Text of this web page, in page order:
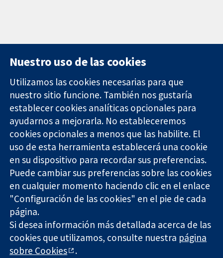
Evidencia fiable.
Decisiones
informadas.
Mejor salud.
11-13 Cavendish
Square
Londres
W1G 0AN
Reino Unido
Contacto
Noticias
Prensa
Sobre
nosotros
Empleo
Cochrane
Library
The Cochrane Collaboration is a charity (no. 1045921) and a
company limited by guarantee (no. 03044323) registered in
England & Wales. VAT registration number GB 718 2127 49.
Nuestro uso de las cookies
Utilizamos las cookies necesarias para que
nuestro sitio funcione. También nos gustaría
establecer cookies analíticas opcionales para
ayudarnos a mejorarla. No estableceremos
cookies opcionales a menos que las habilite. El
uso de esta herramienta establecerá una cookie
en su dispositivo para recordar sus preferencias.
Puede cambiar sus preferencias sobre las cookies
en cualquier momento haciendo clic en el enlace
"Configuración de las cookies" en el pie de cada
página.
Si desea información más detallada acerca de las
cookies que utilizamos, consulte nuestra página
sobre Cookies
.